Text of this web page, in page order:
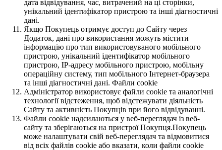
дата відвідування, час, витрачений на ці сторінки,
унікальний ідентифікатор пристрою та інші діагностичні
дані.
Якщо Покупець отримує доступ до Сайту через
Додаток, дані про використання можуть містити
інформацію про тип використовуваного мобільного
пристрою, унікальний ідентифікатор мобільного
пристрою, IP-адресу мобільного пристрою, мобільну
операційну систему, тип мобільного Інтернет-браузера
та інші діагностичні дані. Файли cookie
Адміністратор використовує файли cookie та аналогічні
технології відстеження, щоб відстежувати діяльність
Сайту та активність Покупців при його відвідуванні.
Файли cookie надсилаються у веб-переглядач із веб-
сайту та зберігаються на пристрої Покупця.Покупець
може налаштувати свій веб-переглядач та відмовитися
від всіх файлів cookie або вказати, коли файли cookie